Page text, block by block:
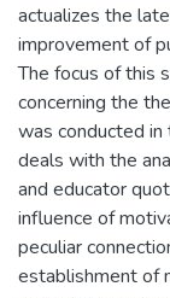
actualizes the
improvement of
The focus of this
concerning the
was conducted
deals with the
and educator
influence of
peculiar
establishment of